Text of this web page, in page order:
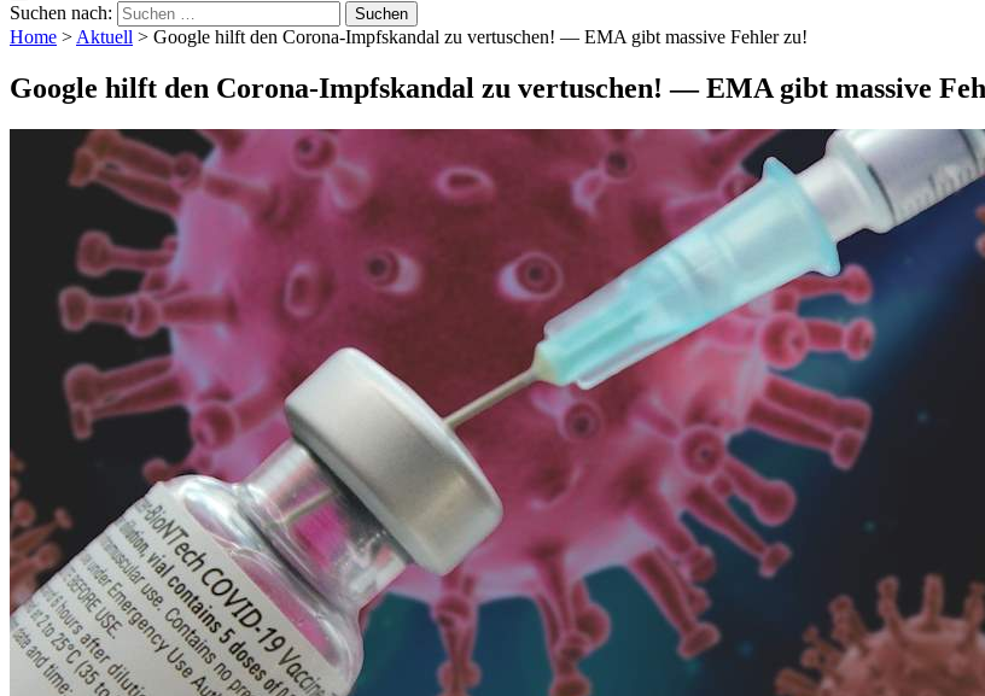
Suchen nach:
Home >Aktuell > Google hilft den Corona-Impfskandal zu vertuschen! — EMA gibt massive Fehler zu!
Google hilft den Corona-Impfskandal zu vertuschen! — EMA gibt massive